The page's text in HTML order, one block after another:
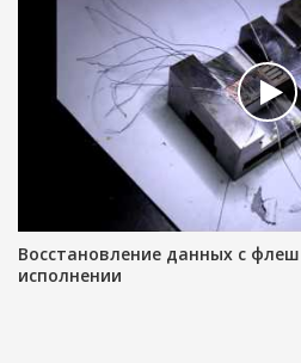
Восстановление данных с
исполнении